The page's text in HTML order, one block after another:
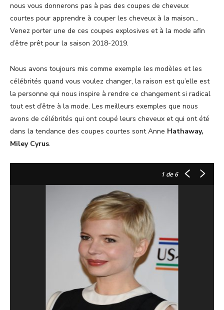
nous vous donnerons pas à pas des coupes de cheveux
courtes pour apprendre à couper les cheveux à la maison…
Venez porter une de ces coupes explosives et à la mode afin
d’être prêt pour la saison 2018-2019.
Nous avons toujours mis comme exemple les modèles et les
célébrités quand vous voulez changer, la raison est qu’elle est
la personne qui nous inspire à rendre ce changement si radical
tout est d’être à la mode. Les meilleurs exemples que nous
avons de célébrités qui ont coupé leurs cheveux et qui ont été
dans la tendance des coupes courtes sont Anne Hathaway,
Miley Cyrus.
1 de 6